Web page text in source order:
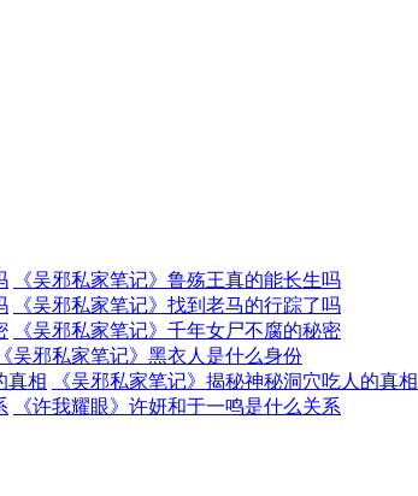
《吴邪私家笔记》鲁殇王真的能长生吗
《吴邪私家笔记》找到老马的行踪了吗
《吴邪私家笔记》千年女尸不腐的秘密
《吴邪私家笔记》黑衣人是什么身份
《吴邪私家笔记》揭秘神秘洞穴吃人的真相
《许我耀眼》许妍和于一鸣是什么关系